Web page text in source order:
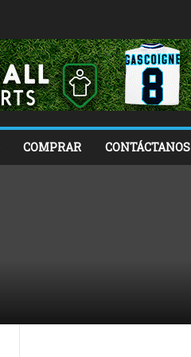
COMPRAR CONTÁCTANOS